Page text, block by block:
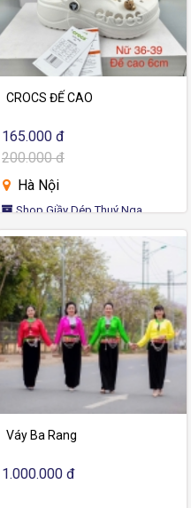
CROCS ĐẾ CAO
165.000 đ
200.000 đ
Hà Nội
Shop Giầy Dép Thuý Nga
Váy Ba Rang
1.000.000 đ